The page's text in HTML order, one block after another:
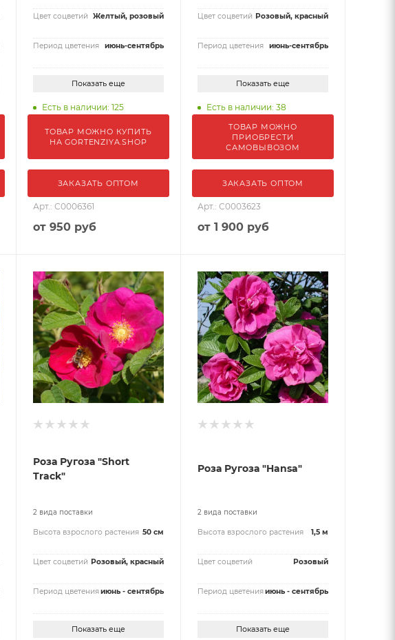
Цвет соцветий Желтый, розовый
Период цветения июнь-сентябрь
Показать еще
Есть в наличии: 125
ТОВАР МОЖНО КУПИТЬ
НА GORTENZIYA.SHOP
ЗАКАЗАТЬ ОПТОМ
Арт.: С0006361
от 950 руб
Цвет соцветий Розовый, красный
Период цветения июнь-сентябрь
Показать еще
Есть в наличии: 38
ТОВАР МОЖНО
ПРИОБРЕСТИ
САМОВЫВОЗОМ
ЗАКАЗАТЬ ОПТОМ
Арт.: С0003623
от 1 900 руб
Роза Ругоза "Short
Track"
2 вида поставки
Высота взрослого растения 50 см
Цвет соцветий Розовый, красный
Период цветенияиюнь - сентябрь
Показать еще
Роза Ругоза "Hansa"
2 вида поставки
Высота взрослого растения 1,5 м
Цвет соцветий Розовый
Период цветенияиюнь - сентябрь
Показать еще